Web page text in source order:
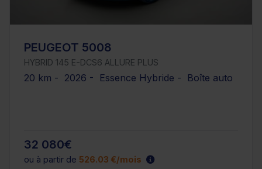
PEUGEOT 5008
HYBRID 145 E-DCS6 ALLURE PLUS
20 km - 2026 - Essence Hybride - Boîte auto
32 080€
ou à partir de 526.03 €/mois